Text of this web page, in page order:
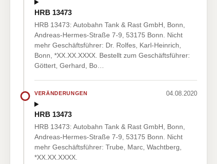
HRB 13473
HRB 13473: Autobahn Tank & Rast GmbH, Bonn,
Andreas-Hermes-Straße 7-9, 53175 Bonn. Nicht
mehr Geschäftsführer: Dr. Rolfes, Karl-Heinrich,
Bonn, *XX.XX.XXXX. Bestellt zum Geschäftsführer:
Göttert, Gerhard, Bo…
VERÄNDERUNGEN 04.08.2020
HRB 13473
HRB 13473: Autobahn Tank & Rast GmbH, Bonn,
Andreas-Hermes-Straße 7-9, 53175 Bonn. Nicht
mehr Geschäftsführer: Trube, Marc, Wachtberg,
*XX.XX.XXXX.